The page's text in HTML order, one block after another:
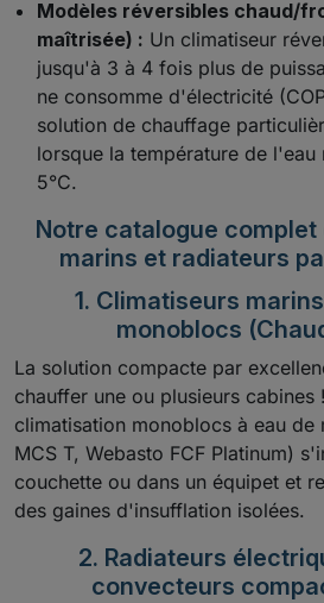
Modèles réversibles chaud/
maîtrisée) : Un climatiseur
jusqu'à 3 à 4 fois plus de
ne consomme d'électricité
solution de chauffage
lorsque la température de l'eau
5°C.
Notre catalogue
marins et radiateurs
1. Climatiseurs
monoblocs
La solution compacte par
chauffer une ou plusieurs
climatisation monoblocs à eau de
MCS T, Webasto FCF Platinum)
couchette ou dans un équipet et
des gaines d'insufflation isolées.
2. Radiateurs
convecteurs